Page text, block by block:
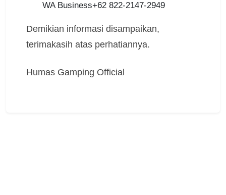
WA Business+62 822-2147-2949
Demikian informasi disampaikan,
terimakasih atas perhatiannya.
Humas Gamping Official